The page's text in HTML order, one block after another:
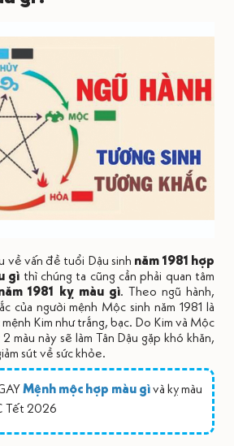
về vấn đề tuổi Dậu sinh năm 1981 hợp
gì thì chúng ta cũng cần phải quan tâm
1981 kỵ màu gì. Theo ngũ hành,
của người mệnh Mộc sinh năm 1981 là
Kim như trắng, bạc. Do Kim và Mộc
màu này sẽ làm Tân Dậu gặp khó khăn,
sút về sức khỏe.
Mệnh mộc hợp màu gìvà kỵ màu
Tết 2026